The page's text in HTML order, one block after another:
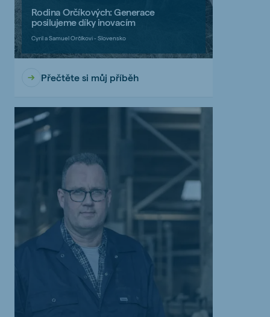
Rodina Orčíkových: Generace
posilujeme díky inovacím
Cyril a Samuel Orčíkovi - Slovensko
Přečtěte si můj příběh